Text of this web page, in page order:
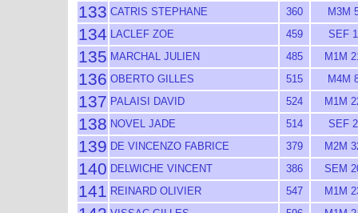
133 CATRIS STEPHANE 360 M3M
134 LACLEF ZOE 459 SEF 1
135 MARCHAL JULIEN 485 M1M
136 OBERTO GILLES 515 M4M
137 PALAISI DAVID 524 M1M
138 NOVEL JADE 514 SEF 2
139 DE VINCENZO FABRICE 379 M2M
140 DELWICHE VINCENT 386 SEM
141 REINARD OLIVIER 547 M1M